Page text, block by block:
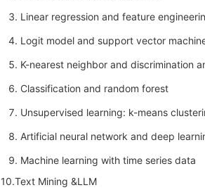
Linear regression and feature
Logit model and support vector
K-nearest neighbor and discrimination
Classification and random forest
Unsupervised learning: k-means
Artificial neural network and deep
Machine learning with time series data
10.Text Mining &LLM